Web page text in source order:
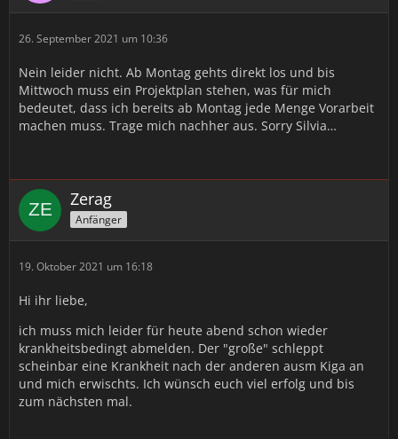
26. September 2021 um 10:36
Nein leider nicht. Ab Montag gehts direkt los und bis
Mittwoch muss ein Projektplan stehen, was für mich
bedeutet, dass ich bereits ab Montag jede Menge Vorarbeit
machen muss. Trage mich nachher aus. Sorry Silvia…
Zerag
Anfänger
19. Oktober 2021 um 16:18
Hi ihr liebe,
ich muss mich leider für heute abend schon wieder
krankheitsbedingt abmelden. Der "große" schleppt
scheinbar eine Krankheit nach der anderen ausm Kiga an
und mich erwischts. Ich wünsch euch viel erfolg und bis
zum nächsten mal.